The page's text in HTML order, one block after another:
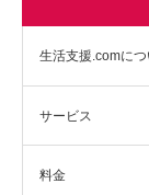
生活支援.comにつ
サービス
料金